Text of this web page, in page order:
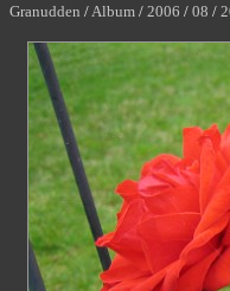
Granudden /Album / 2006 / 08 /